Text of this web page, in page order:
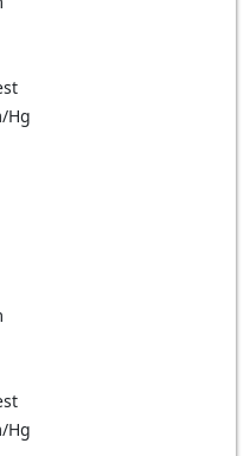
Hg
Hg